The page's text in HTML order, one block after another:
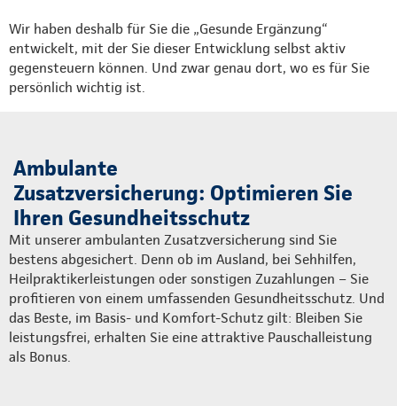
Wir haben deshalb für Sie die „Gesunde Ergänzung“
entwickelt, mit der Sie dieser Entwicklung selbst aktiv
gegensteuern können. Und zwar genau dort, wo es für Sie
persönlich wichtig ist.
Ambulante
Zusatzversicherung: Optimieren Sie
Ihren Gesundheitsschutz
Mit unserer ambulanten Zusatzversicherung sind Sie
bestens abgesichert. Denn ob im Ausland, bei Sehhilfen,
Heilpraktikerleistungen oder sonstigen Zuzahlungen – Sie
profitieren von einem umfassenden Gesundheitsschutz. Und
das Beste, im Basis- und Komfort-Schutz gilt: Bleiben Sie
leistungsfrei, erhalten Sie eine attraktive Pauschalleistung
als Bonus.